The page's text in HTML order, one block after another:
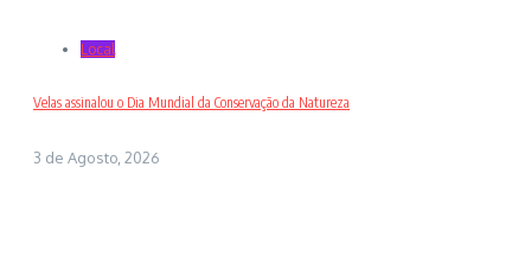
Local
Velas assinalou o Dia Mundial da Conservação da Natureza
3 de Agosto, 2026